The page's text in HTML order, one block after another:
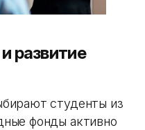
развитие
студенты из
фонды активно